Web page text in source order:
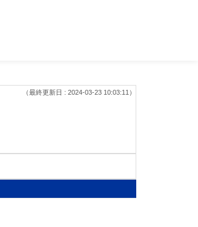
（最終更新日 : 2024-03-23 10:03:11）